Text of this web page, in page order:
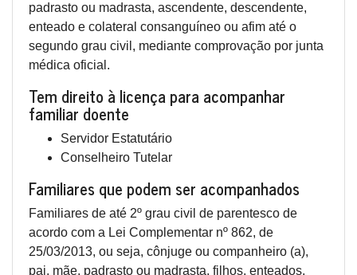
padrasto ou madrasta, ascendente, descendente,
enteado e colateral consanguíneo ou afim até o
segundo grau civil, mediante comprovação por junta
médica oficial.
Tem direito à licença para acompanhar
familiar doente
Servidor Estatutário
Conselheiro Tutelar
Familiares que podem ser acompanhados
Familiares de até 2º grau civil de parentesco de
acordo com a Lei Complementar nº 862, de
25/03/2013, ou seja, cônjuge ou companheiro (a),
pai, mãe, padrasto ou madrasta, filhos, enteados,